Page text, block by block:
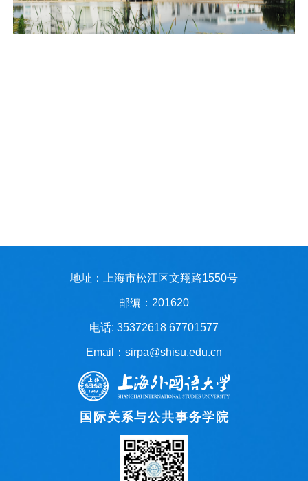
地址：上海市松江区文翔路1550号
邮编：201620
电话: 35372618 67701577
Email：sirpa@shisu.edu.cn